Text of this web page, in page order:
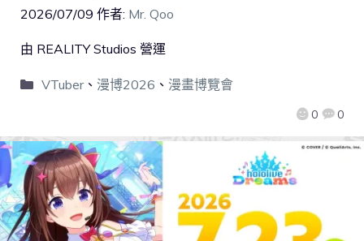
2026/07/09 作者: Mr. Qoo
0 0
由 REALITY Studios 營運
VTuber、 漫博2026 、 漫畫博覽會